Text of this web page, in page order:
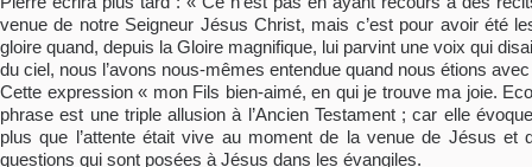
venue de notre Seigneur Jésus Christ, mais c’est pour avoir été
gloire quand, depuis la Gloire magnifique, lui parvint une voix qui
du ciel, nous l’avons nous-mêmes entendue quand nous étions
Cette expression « mon Fils bien-aimé, en qui je trouve ma joie.
phrase est une triple allusion à l’Ancien Testament ; car elle
plus que l’attente était vive au moment de la venue de Jésus
questions qui sont posées à Jésus dans les évangiles.